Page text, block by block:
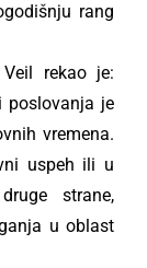
rang
rekao je:
poslovanja je
vremena.
uspeh ili u
strane,
u oblast